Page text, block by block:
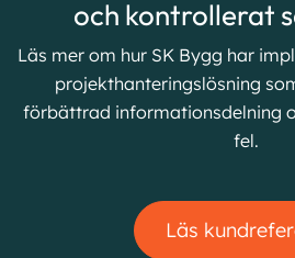
och kontrollerat
Läs mer om hur SK Bygg har
projekthanteringslösning
förbättrad informationsdelning
fel.
Läs